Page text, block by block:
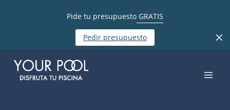
Pide tu presupuesto GRATIS
Pedir presupuesto